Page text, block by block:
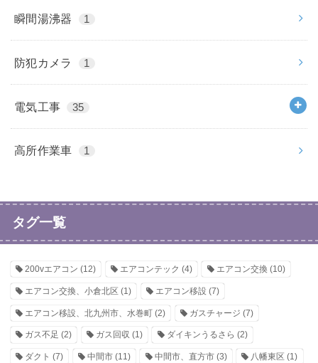
瞬間湯沸器 1
防犯カメラ 1
電気工事 35
高所作業車 1
タグ一覧
200vエアコン (12) エアコンテック (4) エアコン交換 (10)
エアコン交換、小倉北区 (1) エアコン移設 (7)
エアコン移設、北九州市、水巻町 (2) ガスチャージ (7)
ガス不足 (2) ガス回収 (1) ダイキンうるさら (2)
ダクト (7) 中間市(11) 中間市、直方市(3) 八幡東区 (1)